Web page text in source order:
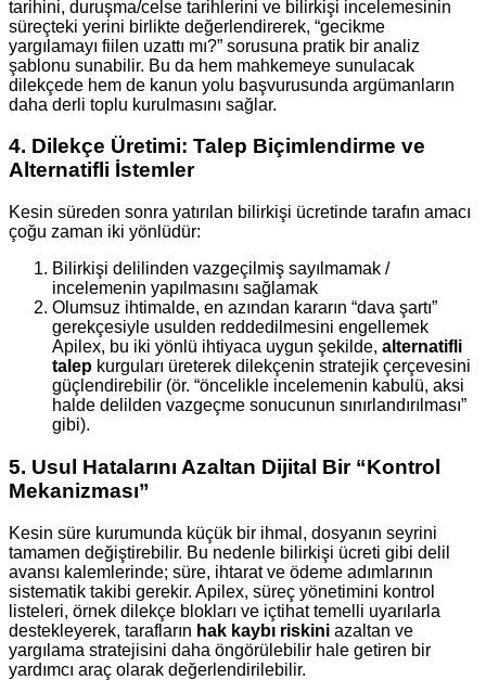
tarihini, duruşma/celse tarihlerini ve bilirkişi incelemesinin
süreçteki yerini birlikte değerlendirerek, “gecikme
yargılamayı fiilen uzattı mı?” sorusuna pratik bir analiz
şablonu sunabilir. Bu da hem mahkemeye sunulacak
dilekçede hem de kanun yolu başvurusunda argümanların
daha derli toplu kurulmasını sağlar.
4. Dilekçe Üretimi: Talep Biçimlendirme ve
Alternatifli İstemler
Kesin süreden sonra yatırılan bilirkişi ücretinde tarafın amacı
çoğu zaman iki yönlüdür:
Bilirkişi delilinden vazgeçilmiş sayılmamak /
incelemenin yapılmasını sağlamak
Olumsuz ihtimalde, en azından kararın “dava şartı”
gerekçesiyle usulden reddedilmesini engellemek
Apilex, bu iki yönlü ihtiyaca uygun şekilde, alternatifli
talep kurguları üreterek dilekçenin stratejik çerçevesini
güçlendirebilir (ör. “öncelikle incelemenin kabulü, aksi
halde delilden vazgeçme sonucunun sınırlandırılması”
gibi).
5. Usul Hatalarını Azaltan Dijital Bir “Kontrol
Mekanizması”
Kesin süre kurumunda küçük bir ihmal, dosyanın seyrini
tamamen değiştirebilir. Bu nedenle bilirkişi ücreti gibi delil
avansı kalemlerinde; süre, ihtarat ve ödeme adımlarının
sistematik takibi gerekir. Apilex, süreç yönetimini kontrol
listeleri, örnek dilekçe blokları ve içtihat temelli uyarılarla
destekleyerek, tarafların hak kaybı riskini azaltan ve
yargılama stratejisini daha öngörülebilir hale getiren bir
yardımcı araç olarak değerlendirilebilir.